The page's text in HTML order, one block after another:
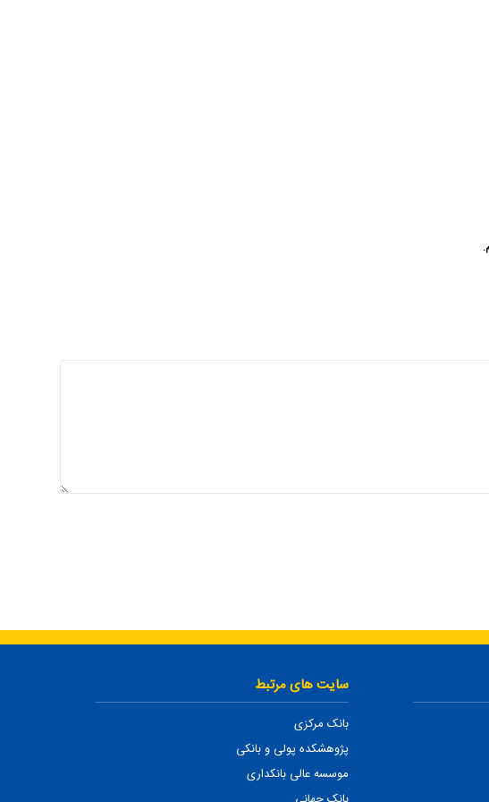
سایت های مرتبط
بانک مرکزی
پژوهشکده پولی و بانکی
موسسه عالی بانکداری